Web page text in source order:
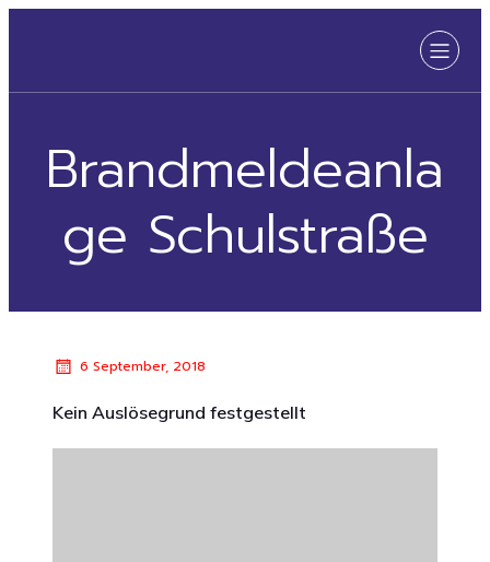
Brandmeldeanla
ge Schulstraße
6 September, 2018
Kein Auslösegrund festgestellt